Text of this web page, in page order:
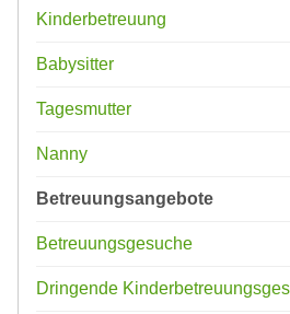
Kinderbetreuung
Babysitter
Tagesmutter
Nanny
Betreuungsangebote
Betreuungsgesuche
Dringende